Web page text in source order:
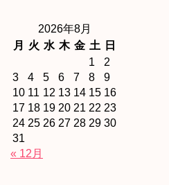
2026年8月
月
火 水 木 金 土
日
1
2
3
4 5 6 7 8
9
10 11 12 13 14 15 16
17 18 19 20 21 22 23
24 25 26 27 28 29 30
31
« 12月